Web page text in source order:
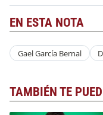
EN ESTA NOTA
Gael García Bernal
TAMBIÉN TE